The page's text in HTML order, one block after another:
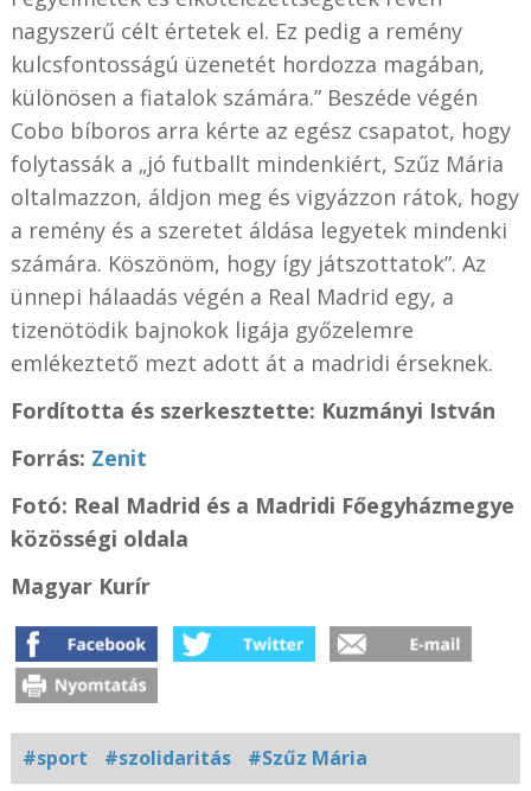
nagyszerű célt értetek el. Ez pedig a remény
kulcsfontosságú üzenetét hordozza magában,
különösen a fiatalok számára.” Beszéde végén
Cobo bíboros arra kérte az egész csapatot, hogy
folytassák a „jó futballt mindenkiért, Szűz Mária
oltalmazzon, áldjon meg és vigyázzon rátok, hogy
a remény és a szeretet áldása legyetek mindenki
számára. Köszönöm, hogy így játszottatok”. Az
ünnepi hálaadás végén a Real Madrid egy, a
tizenötödik bajnokok ligája győzelemre
emlékeztető mezt adott át a madridi érseknek.
Fordította és szerkesztette: Kuzmányi István
Forrás: Zenit
Fotó: Real Madrid és a Madridi Főegyházmegye
közösségi oldala
Magyar Kurír
#sport #szolidaritás #Szűz Mária